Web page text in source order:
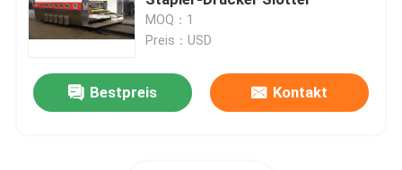
Karton-Kasten, der Maschine herstellt
Karton-stempelschneidene Maschine
MOQ：1
Preis：USD
Bestpreis Kontakt